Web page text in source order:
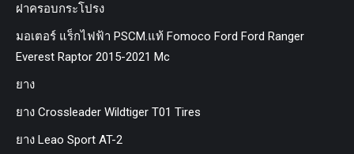
ฝาครอบกระโปรง
มอเตอร์ แร็กไฟฟ้า PSCM.แท้ Fomoco Ford Ford Ranger
Everest Raptor 2015-2021 Mc
ยาง
ยาง Crossleader Wildtiger T01 Tires
ยาง Leao Sport AT-2